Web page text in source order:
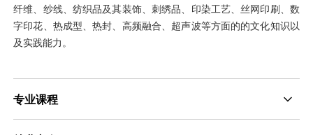
纤维、纱线、纺织品及其装饰、刺绣品、印染工艺、丝网印刷、数
字印花、热成型、热封、高频融合、超声波等方面的的文化知识以
及实践能力。
专业课程